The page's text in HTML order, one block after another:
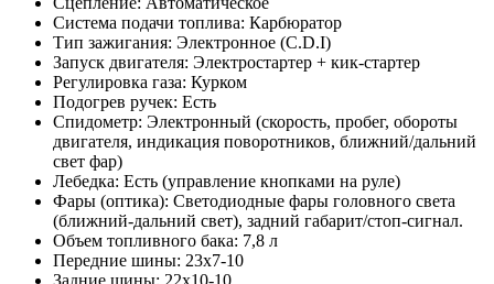
Система подачи топлива: Карбюратор
Тип зажигания: Электронное (C.D.I)
Запуск двигателя: Электростартер + кик-стартер
Регулировка газа: Курком
Подогрев ручек: Есть
Спидометр: Электронный (скорость, пробег, обороты
двигателя, индикация поворотников, ближний/дальний
свет фар)
Лебедка: Есть (управление кнопками на руле)
Фары (оптика): Светодиодные фары головного света
(ближний-дальний свет), задний габарит/стоп-сигнал.
Объем топливного бака: 7,8 л
Передние шины: 23х7-10